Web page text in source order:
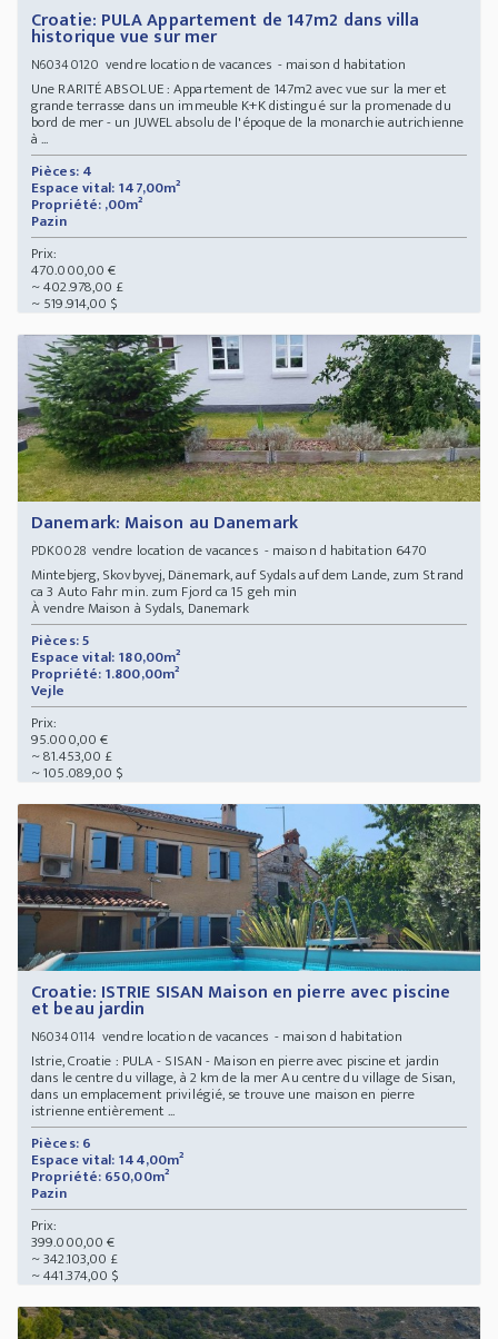
Croatie: PULA Appartement de 147m2 dans villa
historique vue sur mer
N60340120 vendre location de vacances - maison d habitation
Une RARITÉ ABSOLUE : Appartement de 147m2 avec vue sur la mer et
grande terrasse dans un immeuble K+K distingué sur la promenade du
bord de mer - un JUWEL absolu de l'époque de la monarchie autrichienne
à ...
Pièces: 4
Espace vital: 147,00m²
Propriété: ,00m²
Pazin
Prix:
470.000,00 €
~ 402.978,00 £
~ 519.914,00 $
Danemark: Maison au Danemark
PDK0028vendre location de vacances - maison d habitation 6470
Mintebjerg, Skovbyvej, Dänemark, auf Sydals auf dem Lande, zum Strand
ca 3 Auto Fahr min. zum Fjord ca 15 geh min
À vendre Maison à Sydals, Danemark
Pièces: 5
Espace vital: 180,00m²
Propriété: 1.800,00m²
Vejle
Prix:
95.000,00 €
~ 81.453,00 £
~ 105.089,00 $
Croatie: ISTRIE SISAN Maison en pierre avec piscine
et beau jardin
N60340114vendre location de vacances - maison d habitation
Istrie, Croatie : PULA - SISAN - Maison en pierre avec piscine et jardin
dans le centre du village, à 2 km de la mer Au centre du village de Sisan,
dans un emplacement privilégié, se trouve une maison en pierre
istrienne entièrement ...
Pièces: 6
Espace vital: 144,00m²
Propriété: 650,00m²
Pazin
Prix:
399.000,00 €
~ 342.103,00 £
~ 441.374,00 $